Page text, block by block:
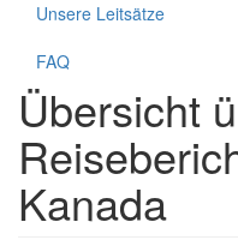
Unsere Leitsätze
FAQ
Übersicht
Kanada